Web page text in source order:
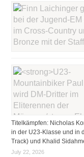
Titelkämpfen: Nicholas
in der U23-Klasse und in
Track) und Khalid
July 22, 2026